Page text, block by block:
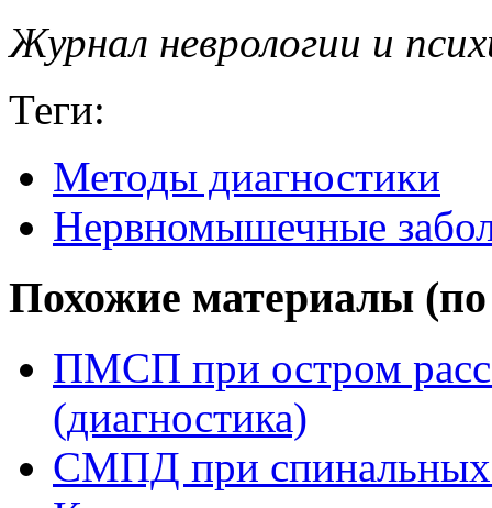
Журнал неврологии и
Теги:
Методы диагностики
Нервномышечные
Похожие материалы (по
ПМСП при остром
(диагностика)
СМПД при